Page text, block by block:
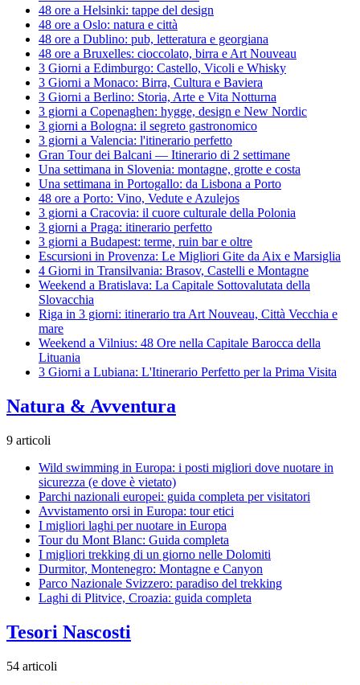
48 ore a Helsinki: tappe del design
48 ore a Oslo: natura e città
48 ore a Dublino: pub, letteratura e georgiana
48 ore a Bruxelles: cioccolato, birra e Art Nouveau
3 Giorni a Edimburgo: Castello, Vicoli e Whisky
3 Giorni a Monaco: Birra, Cultura e Baviera
3 Giorni a Berlino: Storia, Arte e Vita Notturna
3 giorni a Copenaghen: hygge, design e New Nordic
3 giorni a Bologna: il segreto gastronomico
3 giorni a Valencia: l'itinerario perfetto
Gran Tour dei Balcani — Itinerario di 2 settimane
Una settimana in Slovenia: montagne, grotte e costa
Una settimana in Portogallo: da Lisbona a Porto
48 ore a Porto: Vino, Vedute e Azulejos
3 giorni a Cracovia: il cuore culturale della Polonia
3 giorni a Praga: itinerario perfetto
3 giorni a Budapest: terme, ruin bar e oltre
Escursioni in Provenza: Le Migliori Gite da Aix e Marsiglia
4 Giorni in Transilvania: Brasov, Castelli e Montagne
Weekend a Bratislava: La Capitale Sottovalutata della
Slovacchia
Riga in 3 giorni: itinerario tra Art Nouveau, Città Vecchia e
mare
Weekend a Vilnius: 48 Ore nella Capitale Barocca della
Lituania
3 Giorni a Lubiana: L'Itinerario Perfetto per la Prima Visita
Natura & Avventura
9 articoli
Wild swimming in Europa: i posti migliori dove nuotare in
sicurezza (e dove è vietato)
Parchi nazionali europei: guida completa per visitatori
Avvistamento orsi in Europa: tour etici
I migliori laghi per nuotare in Europa
Tour du Mont Blanc: Guida completa
I migliori trekking di un giorno nelle Dolomiti
Durmitor, Montenegro: Montagne e Canyon
Parco Nazionale Svizzero: paradiso del trekking
Laghi di Plitvice, Croazia: guida completa
Tesori Nascosti
54 articoli